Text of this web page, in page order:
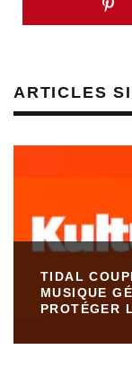
ARTICLES
TIDAL
MUSIQUE
PROTÉGER